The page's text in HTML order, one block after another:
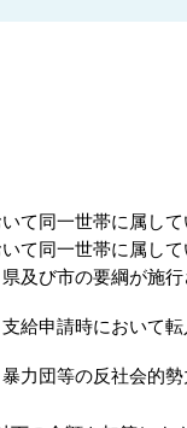
て同一世帯に属して
て同一世帯に属して
及び市の要綱が施
給申請時において転
力団等の反社会的